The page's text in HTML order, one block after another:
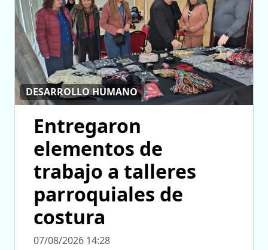
DESARROLLO HUMANO
Entregaron
elementos de
trabajo a talleres
parroquiales de
costura
07/08/2026 14:28